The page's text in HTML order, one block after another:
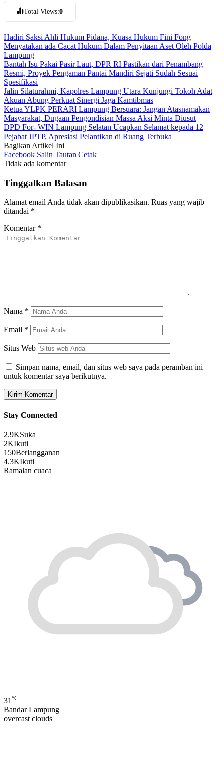
Total Views:0
Hadiri Saksi Ahli Hukum Pidana, Kuasa Hukum Fini Fong
Menyatakan ada Cacat Hukum Dalam Penyitaan Aset Oleh Polda
Lampung
Bantah Isu Pakai Pasir Laut, DPR RI Pastikan dari Penambang
Resmi, Proyek Pengaman Pantai Mandiri Sejati Sudah Sesuai
Spesifikasi
Jalin Silaturahmi, Kapolres Lampung Utara Kunjungi Tokoh Adat
Akuan Abung Perkuat Sinergi Jaga Kamtibmas
Ketua YLPK PERARI Lampung Bersuara: Jangan Atasnamakan
Masyarakat, Dugaan Pengondisian Massa Aksi Minta Diusut
DPD For- WIN Lampung Selatan Ucapkan Selamat kepada 12
Pejabat JPTP, Apresiasi Pelantikan di Ruang Terbuka
Bagikan Artikel Ini
Facebook Salin Tautan Cetak
Tidak ada komentar
Tinggalkan Balasan
Alamat email Anda tidak akan dipublikasikan. Ruas yang wajib
ditandai *
Komentar *
Nama *
Email *
Situs Web
Simpan nama, email, dan situs web saya pada peramban ini
untuk komentar saya berikutnya.
Stay Connected
2.9KSuka
2KIkuti
150Berlangganan
4.3KIkuti
Ramalan cuaca
31 °C
Bandar Lampung
overcast clouds